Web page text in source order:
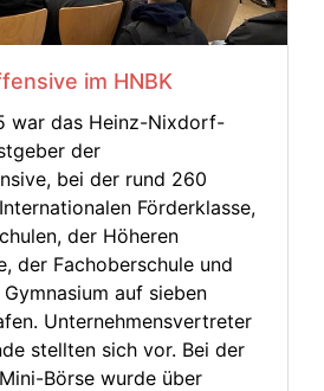
im HNBK
war das Heinz-Nixdorf-
der
bei der rund 260
Förderklasse,
der Höheren
der Fachoberschule und
auf sieben
Unternehmensvertreter
stellten sich vor. Bei der
Börse wurde über